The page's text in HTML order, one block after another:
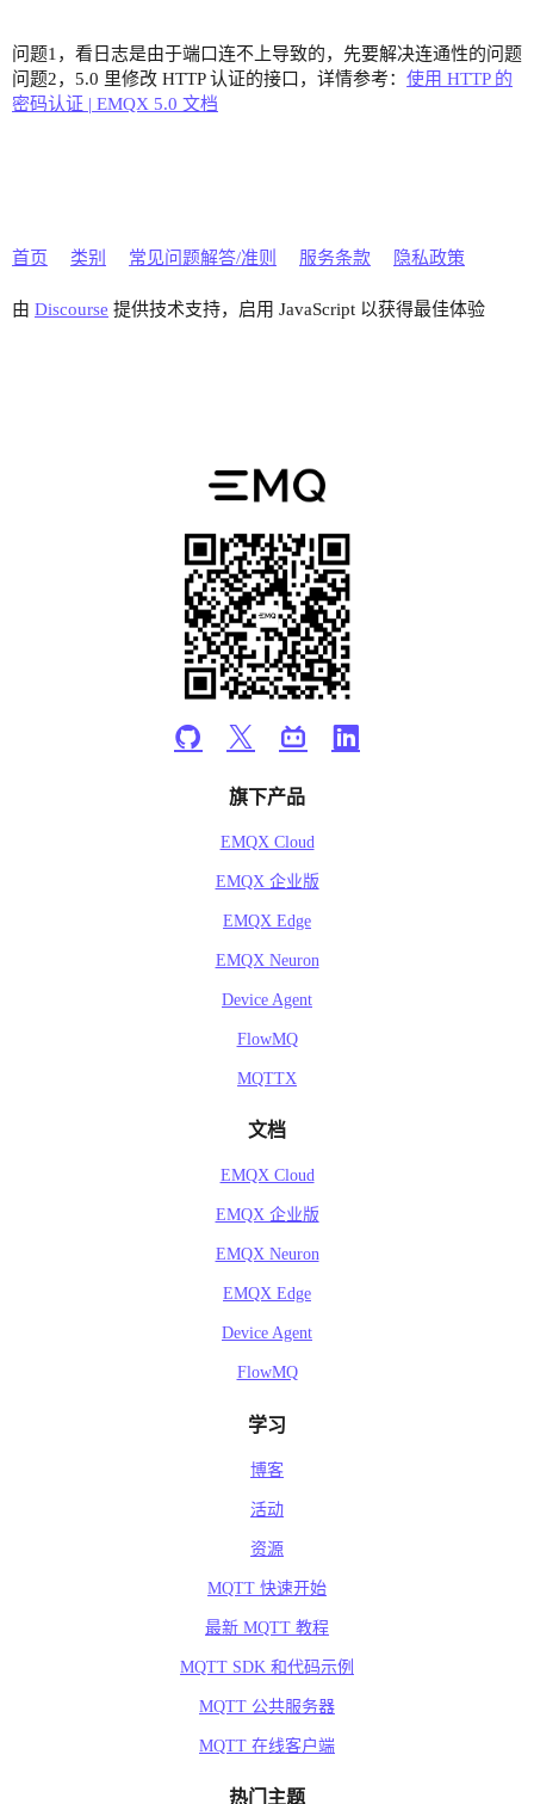
问题1，看日志是由于端口连不上导致的，先要解决连通性的问题
问题2，5.0 里修改 HTTP 认证的接口，详情参考： 使用 HTTP 的
密码认证 | EMQX 5.0 文档
首页 类别 常见问题解答/准则 服务条款 隐私政策
由 Discourse 提供技术支持，启用 JavaScript 以获得最佳体验
旗下产品
EMQX Cloud
EMQX 企业版
EMQX Edge
EMQX Neuron
Device Agent
FlowMQ
MQTTX
文档
EMQX Cloud
EMQX 企业版
EMQX Neuron
EMQX Edge
Device Agent
FlowMQ
学习
博客
活动
资源
MQTT 快速开始
最新 MQTT 教程
MQTT SDK 和代码示例
MQTT 公共服务器
MQTT 在线客户端
热门主题